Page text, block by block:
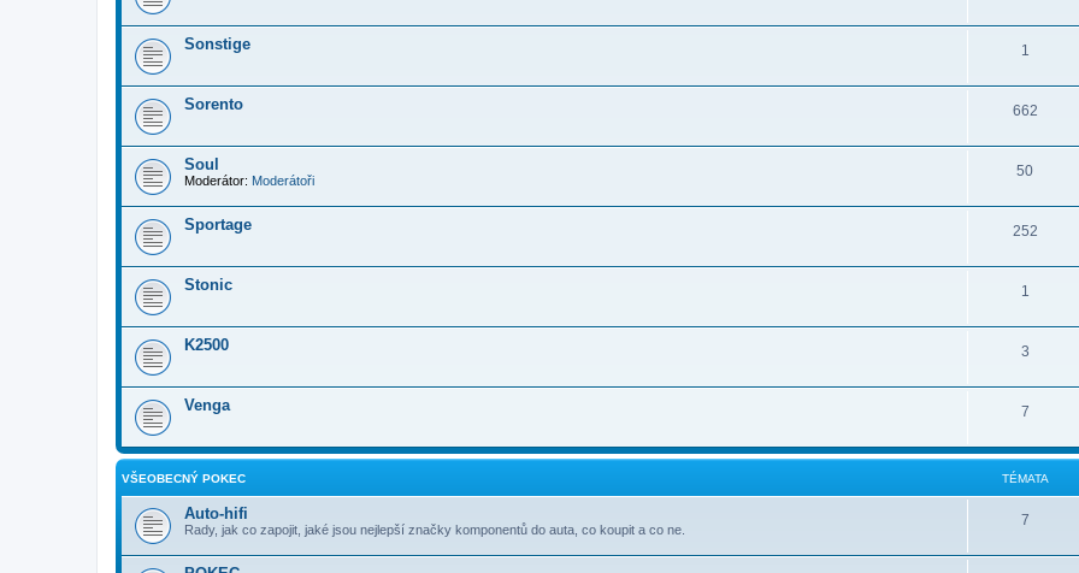
Sonstige 1
Sorento 662
Soul
Moderátor: Moderátoři
50
Sportage 252
Stonic 1
K2500 3
Venga 7
VŠEOBECNÝ POKEC TÉMATA
Auto-hifi
Rady, jak co zapojit, jaké jsou nejlepší značky komponentů do auta, co koupit a co ne.
7